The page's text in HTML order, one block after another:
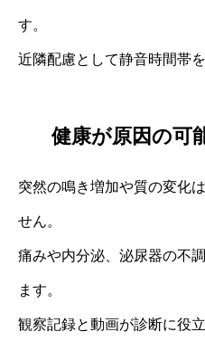
す。
近隣配慮として静音時間帯
健康が原因の可
突然の鳴き増加や質の変化
せん。
痛みや内分泌、泌尿器の不
ます。
観察記録と動画が診断に役立